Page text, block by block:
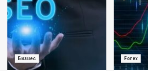
Бизнес Forex